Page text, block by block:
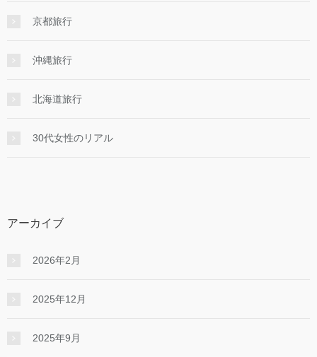
京都旅行
沖縄旅行
北海道旅行
30代女性のリアル
アーカイブ
2026年2月
2025年12月
2025年9月